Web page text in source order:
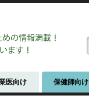
医向け 保健師向け